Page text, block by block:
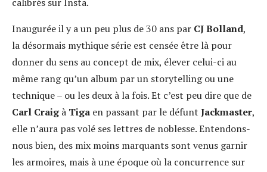
Inaugurée il y a un peu plus de 30 ans par CJ Bolland,
la désormais mythique série est censée être là pour
donner du sens au concept de mix, élever celui-ci au
même rang qu’un album par un storytelling ou une
technique – ou les deux à la fois. Et c’est peu dire que de
Carl Craigà Tiga en passant par le défunt Jackmaster,
elle n’aura pas volé ses lettres de noblesse. Entendons-
nous bien, des mix moins marquants sont venus garnir
les armoires, mais à une époque où la concurrence sur